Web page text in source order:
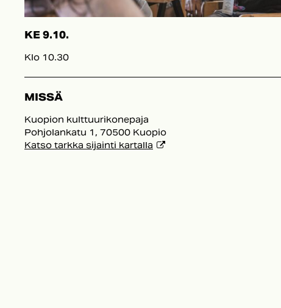
KE 9.10.
Klo 10.30
MISSÄ
Kuopion kulttuurikonepaja
Pohjolankatu 1, 70500 Kuopio
Katso tarkka sijainti kartalla